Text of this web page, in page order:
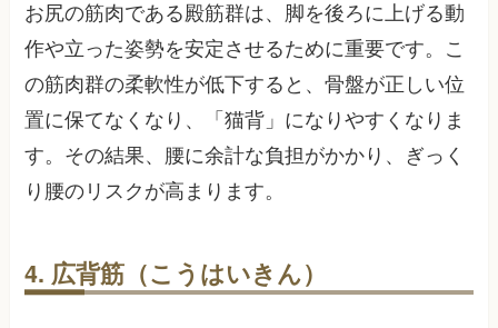
お尻の筋肉である殿筋群は、脚を後ろに上げる動
作や立った姿勢を安定させるために重要です。こ
の筋肉群の柔軟性が低下すると、骨盤が正しい位
置に保てなくなり、「猫背」になりやすくなりま
す。その結果、腰に余計な負担がかかり、ぎっく
り腰のリスクが高まります。
4. 広背筋（こうはいきん）